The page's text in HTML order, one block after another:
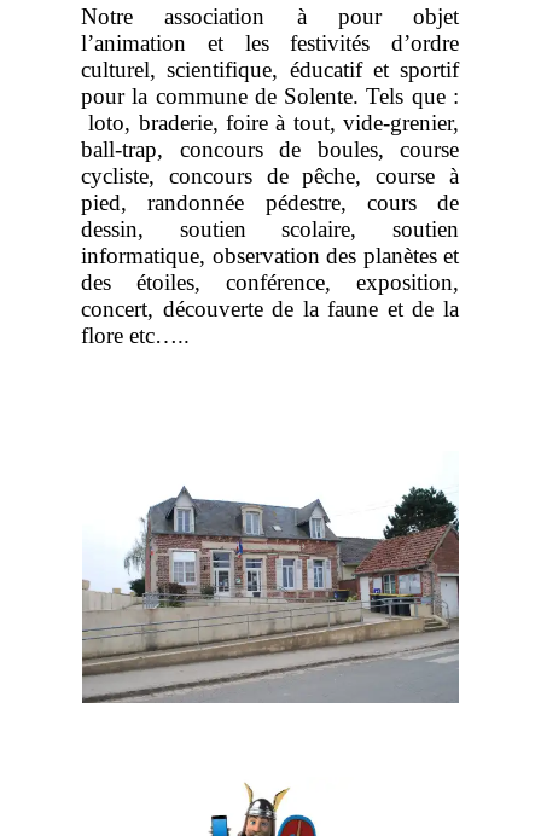
Notre association à pour objet
l’animation et les festivités d’ordre
culturel, scientifique, éducatif et sportif
pour la commune de Solente. Tels que :
loto, braderie, foire à tout, vide-grenier,
ball-trap, concours de boules, course
cycliste, concours de pêche, course à
pied, randonnée pédestre, cours de
dessin, soutien scolaire, soutien
informatique, observation des planètes et
des étoiles, conférence, exposition,
concert, découverte de la faune et de la
flore etc…..